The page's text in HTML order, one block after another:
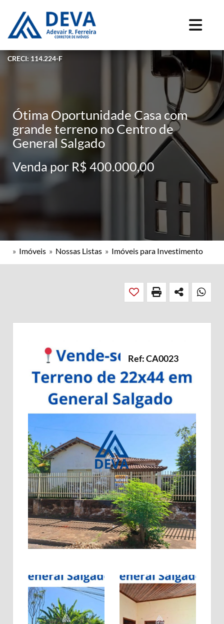
CRECI: 114.224-F
Ótima Oportunidade Casa com
grande terreno no Centro de
General Salgado
Venda por R$ 400.000,00
» Imóveis » Nossas Listas » Imóveis para Investimento
Ref: CA0023